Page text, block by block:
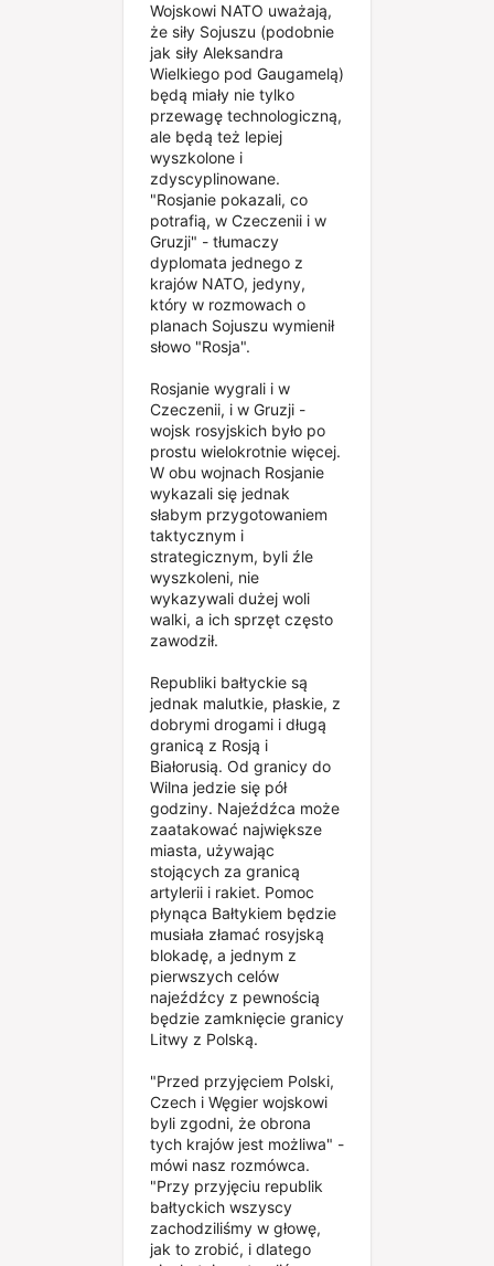
Wojskowi NATO uważają,
że siły Sojuszu (podobnie
jak siły Aleksandra
Wielkiego pod Gaugamelą)
będą miały nie tylko
przewagę technologiczną,
ale będą też lepiej
wyszkolone i
zdyscyplinowane.
"Rosjanie pokazali, co
potrafią, w Czeczenii i w
Gruzji" - tłumaczy
dyplomata jednego z
krajów NATO, jedyny,
który w rozmowach o
planach Sojuszu wymienił
słowo "Rosja".
Rosjanie wygrali i w
Czeczenii, i w Gruzji -
wojsk rosyjskich było po
prostu wielokrotnie więcej.
W obu wojnach Rosjanie
wykazali się jednak
słabym przygotowaniem
taktycznym i
strategicznym, byli źle
wyszkoleni, nie
wykazywali dużej woli
walki, a ich sprzęt często
zawodził.
Republiki bałtyckie są
jednak malutkie, płaskie, z
dobrymi drogami i długą
granicą z Rosją i
Białorusią. Od granicy do
Wilna jedzie się pół
godziny. Najeźdźca może
zaatakować największe
miasta, używając
stojących za granicą
artylerii i rakiet. Pomoc
płynąca Bałtykiem będzie
musiała złamać rosyjską
blokadę, a jednym z
pierwszych celów
najeźdźcy z pewnością
będzie zamknięcie granicy
Litwy z Polską.
"Przed przyjęciem Polski,
Czech i Węgier wojskowi
byli zgodni, że obrona
tych krajów jest możliwa" -
mówi nasz rozmówca.
"Przy przyjęciu republik
bałtyckich wszyscy
zachodziliśmy w głowę,
jak to zrobić, i dlatego